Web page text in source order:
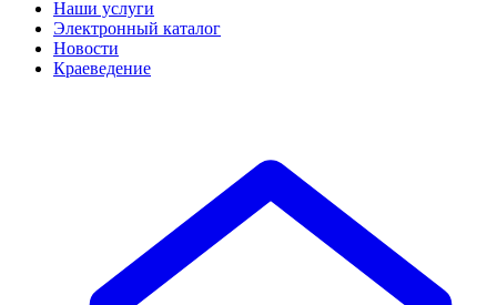
Наши услуги
Электронный каталог
Новости
Краеведение